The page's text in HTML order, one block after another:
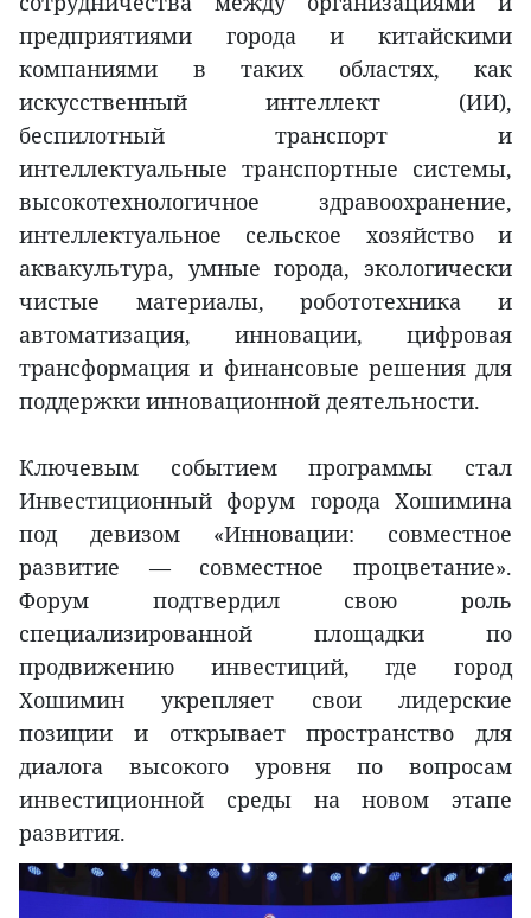
предприятиями города и китайскими
компаниями в таких областях, как
искусственный интеллект (ИИ),
беспилотный транспорт и
интеллектуальные транспортные системы,
высокотехнологичное здравоохранение,
интеллектуальное сельское хозяйство и
аквакультура, умные города, экологически
чистые материалы, робототехника и
автоматизация, инновации, цифровая
трансформация и финансовые решения для
поддержки инновационной деятельности.
Ключевым событием программы стал
Инвестиционный форум города Хошимина
под девизом «Инновации: совместное
развитие — совместное процветание».
Форум подтвердил свою роль
специализированной площадки по
продвижению инвестиций, где город
Хошимин укрепляет свои лидерские
позиции и открывает пространство для
диалога высокого уровня по вопросам
инвестиционной среды на новом этапе
развития.